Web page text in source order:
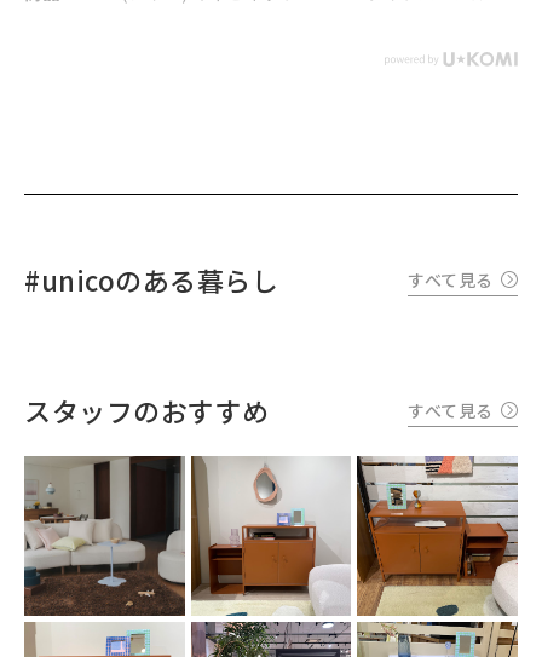
#unicoのある暮らし すべて見る
スタッフのおすすめ すべて見る